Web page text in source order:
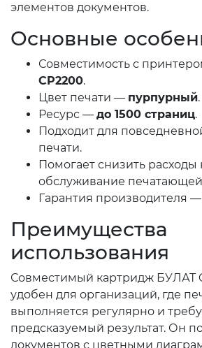
элементов документов.
Основные
Совместимость с
CP2200.
Цвет печати — пурпурный.
Ресурс — до 1500 страниц.
Подходит для
печати.
Помогает снизить расходы
обслуживание печатающей
Гарантия производителя —
Преимущества
использования
Совместимый картридж БУЛАТ
удобен для организаций, где
выполняется регулярно и
предсказуемый результат. Он
документов с цветными